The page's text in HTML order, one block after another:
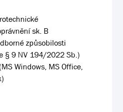
sk. B
způsobilosti
§ 9 NV 194/2022 Sb.)
Windows, MS Office,